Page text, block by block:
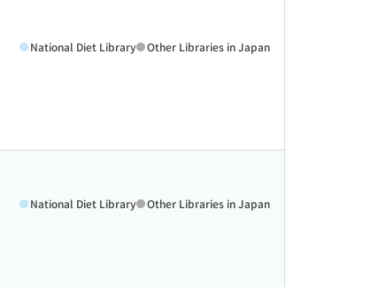
National Diet Library Other Libraries in Japan
National Diet Library Other Libraries in Japan